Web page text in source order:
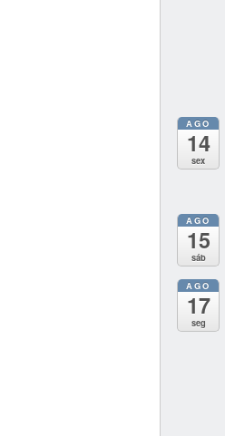
AGO
14
sex
AGO
15
sáb
AGO
17
seg